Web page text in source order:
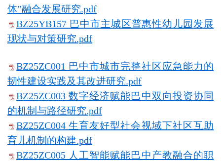
体”融合发展研究.pdf
BZ25YB157 巴中市主城区普惠性幼儿园发展
现状与对策研究.pdf
BZ25ZC001 巴中市城市完整社区应急能力的
韧性建设实践及其改进研究.pdf
BZ25ZC003 数字经济赋能巴中双向投资协同
的机制与路径研究.pdf
BZ25ZC004 生育友好型社会视域下社区互助
育儿机制的构建.pdf
BZ25ZC005 人工智能赋能巴中产教融合的职